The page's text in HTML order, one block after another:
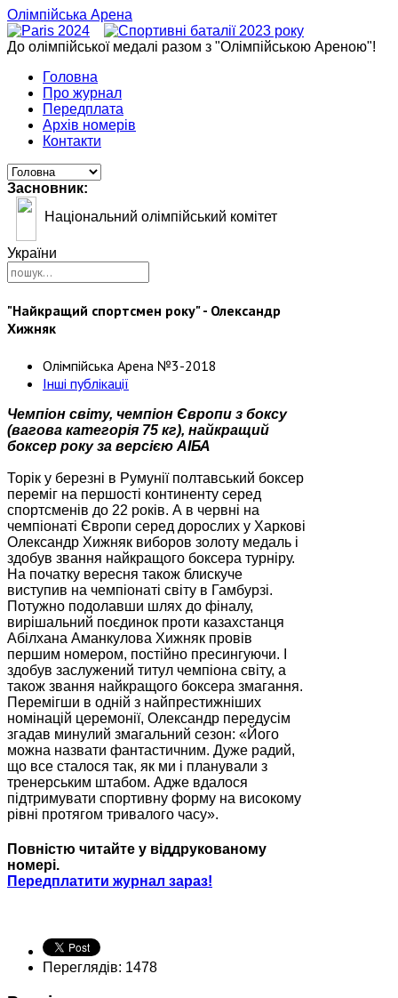
Олімпійська Арена
До олімпійської медалі разом з "Олімпійською Ареною"!
Головна
Про журнал
Передплата
Архів номерів
Контакти
Засновник:
Національний олімпійський комітет
України
"Найкращий спортсмен року" - Олександр
Хижняк
Олімпійська Арена №3-2018
Інші публікації
Чемпіон світу, чемпіон Європи з боксу
(вагова категорія 75 кг), найкращий
боксер року за версією АІБА
Торік у березні в Румунії полтавський боксер
переміг на першості континенту серед
спортсменів до 22 років. А в червні на
чемпіонаті Європи серед дорослих у Харкові
Олександр Хижняк виборов золоту медаль і
здобув звання найкращого боксера турніру.
На початку вересня також блискуче
виступив на чемпіонаті світу в Гамбурзі.
Потужно подолавши шлях до фіналу,
вирішальний поєдинок проти казахстанця
Абілхана Аманкулова Хижняк провів
першим номером, постійно пресингуючи. І
здобув заслужений титул чемпіона світу, а
також звання найкращого боксера змагання.
Перемігши в одній з найпрестижніших
номінацій церемонії, Олександр передусім
згадав минулий змагальний сезон: «Його
можна назвати фантастичним. Дуже радий,
що все сталося так, як ми і планували з
тренерським штабом. Адже вдалося
підтримувати спортивну форму на високому
рівні протягом тривалого часу».
Повністю читайте у віддрукованому
номері.
Передплатити журнал зараз!
Переглядів: 1478